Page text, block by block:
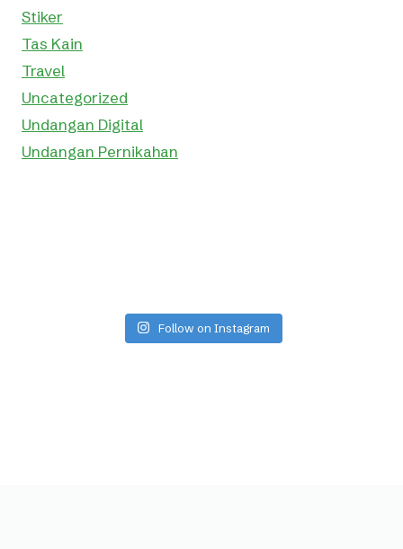
Stiker
Tas Kain
Travel
Uncategorized
Undangan Digital
Undangan Pernikahan
Follow on Instagram